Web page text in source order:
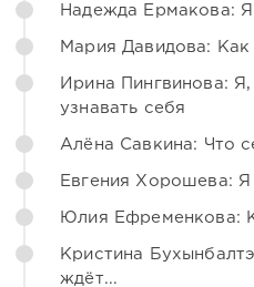
Надежда Ермакова: Я
Мария Давидова: Как
Ирина Пингвинова:
узнавать себя
Алёна Савкина: Что
Евгения Хорошева:
Юлия Ефременкова:
Кристина
ждёт...